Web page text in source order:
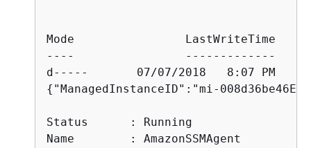
Mode                LastWriteTime
----                -------------
{ "ManagedInstanceID":"mi-
Status      : Running
Name        : AmazonSSMAgent